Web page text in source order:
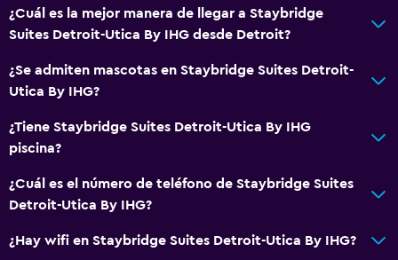
Sistema de entretenimiento
Biblioteca
Canales de pago
Reproductor de DVD
General
¿Cuál es la mejor manera de llegar a Staybridge
Suites Detroit-Utica By IHG desde Detroit?
¿Se admiten mascotas en Staybridge Suites Detroit-
Utica By IHG?
¿Tiene Staybridge Suites Detroit-Utica By IHG
piscina?
¿Cuál es el número de teléfono de Staybridge Suites
Detroit-Utica By IHG?
¿Hay wifi en Staybridge Suites Detroit-Utica By IHG?